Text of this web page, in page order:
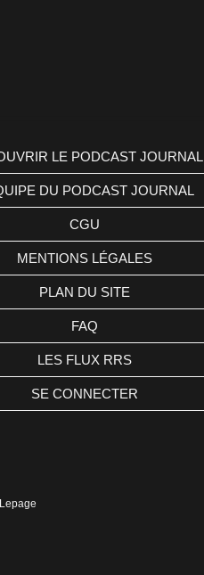
LE PODCAST JOURNAL
DU PODCAST JOURNAL
CGU
MENTIONS LÉGALES
PLAN DU SITE
FAQ
LES FLUX RRS
SE CONNECTER